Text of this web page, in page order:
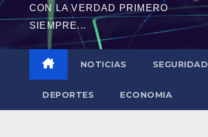
CON LA VERDAD PRIMERO
SIEMPRE...
NOTICIAS SEGURIDAD
DEPORTES ECONOMIA